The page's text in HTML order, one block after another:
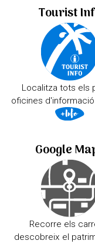
Tourist
Localitza tots els
oficines
Google
Recorre els
descobreix el